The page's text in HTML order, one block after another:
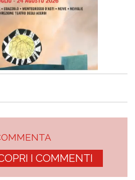
I COMMENTI